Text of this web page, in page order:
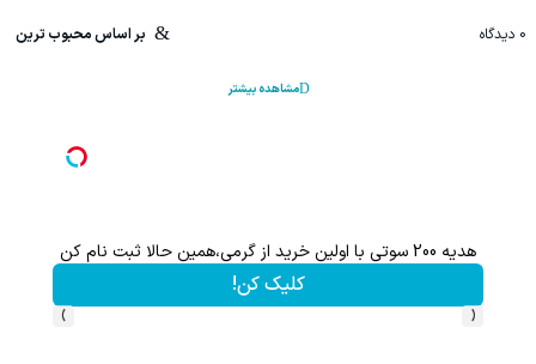
0 دیدگاه بر اساس محبوب ترین
مشاهده بیشتر
هدیه 200 سوتی با اولین خرید از گرمی،همین حالا ثبت نام کن
کلیک کن!
‹
›